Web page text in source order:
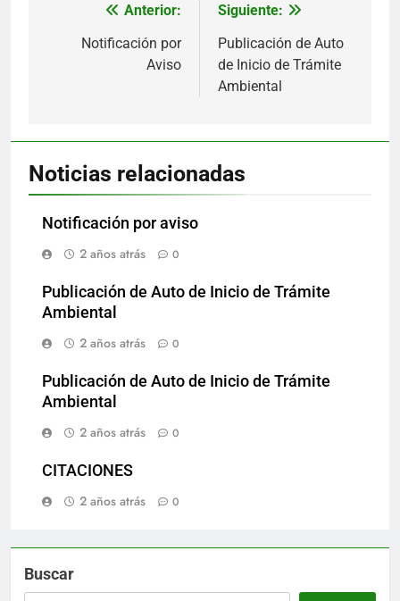
Navegación
Anterior:
Notificación por
Aviso
Siguiente:
Publicación de Auto
de Inicio de Trámite
Ambiental
Noticias relacionadas
Notificación por aviso
2 años atrás
0
Publicación de Auto de Inicio de Trámite
Ambiental
2 años atrás
0
Publicación de Auto de Inicio de Trámite
Ambiental
2 años atrás
0
CITACIONES
2 años atrás
0
Buscar